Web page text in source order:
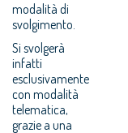
modalità di
svolgimento.
Si svolgerà
infatti
esclusivamente
con modalità
telematica,
grazie a una